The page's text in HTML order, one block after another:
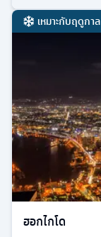
เหมาะกับฤดูกาล
ฮอกไกโด